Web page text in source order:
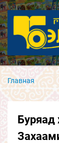
Главная
Буряад